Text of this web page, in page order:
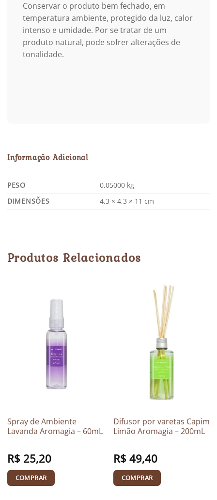
Conservar o produto bem fechado, em
temperatura ambiente, protegido da luz, calor
intenso e umidade. Por se tratar de um
produto natural, pode sofrer alterações de
tonalidade.
Informação Adicional
PESO
0,05000 kg
DIMENSÕES
4,3 × 4,3 × 11 cm
Produtos Relacionados
Spray de Ambiente
Lavanda Aromagia – 60mL
R$25,20
COMPRAR
Difusor por varetas Capim
Limão Aromagia – 200mL
R$49,40
COMPRAR